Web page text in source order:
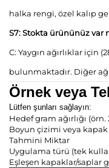
halka rengi, özel kalıp
S7: Stokta ürününüz var
C: Yaygın ağırlıklar için
bulunmaktadır. Diğer
Örnek veya
Lütfen şunları sağlayın:
Hedef gram ağırlığı
Boyun çizimi veya
Tahmini Miktar
Uygulama türü (tek
Eşleşen kapaklar/saplar